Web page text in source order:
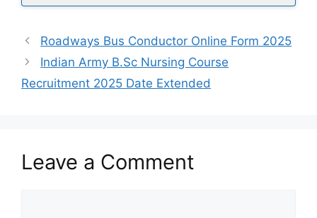
Roadways Bus Conductor Online Form 2025
Indian Army B.Sc Nursing Course
Recruitment 2025 Date Extended
Leave a Comment